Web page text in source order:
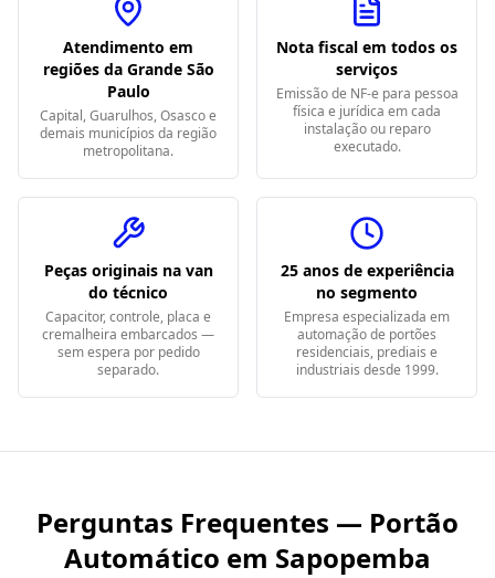
Atendimento em
regiões da Grande São
Paulo
Capital, Guarulhos, Osasco e
demais municípios da região
metropolitana.
Nota fiscal em todos os
serviços
Emissão de NF-e para pessoa
física e jurídica em cada
instalação ou reparo
executado.
Peças originais na van
do técnico
Capacitor, controle, placa e
cremalheira embarcados —
sem espera por pedido
separado.
25 anos de experiência
no segmento
Empresa especializada em
automação de portões
residenciais, prediais e
industriais desde 1999.
Perguntas Frequentes — Portão
Automático em Sapopemba